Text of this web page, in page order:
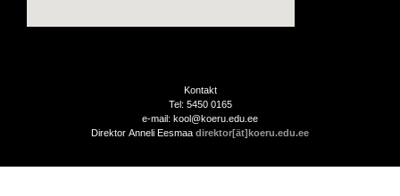
Kontakt
Tel: 5450 0165
e-mail: kool@koeru.edu.ee
Direktor Anneli Eesmaa direktor[ät]koeru.edu.ee